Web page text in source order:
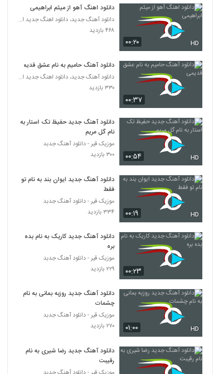
185
186
دانلود آهنگ مجید ترکاش بگم یا نگم
۴۳۸ بازدید
موزیک زیبای خواب از مجید تقی زاده
188
Majid Taghizadeh Delbari To
۳۷۸ بازدید
189
آهنگ مجید سلطانی بنام ماه من
۵۵۴ بازدید
دانلود آهنگ شال سفید از میثم جمشید پور به
همراه متن ترانه
191
دانلود آهنگ جدید و زیبای امین عابدینی با نام
بارون
آهنگ بلوار میرداماد از مهدی حائری(پاپ)
۳۷۹ بازدید
دانلود آهنگ احسان حیدری حس سرد
194
۴۲۰ بازدید
۰۰:۲۰ HD
دانلود اهنگ آهو از میثم ابراهیمی
دانلود آهنگ جدید، دانلود اهنگ جدید ایرانی
۴۶۸ بازدید
۰۰:۳۷
دانلود آهنگ حامیم به نام عشق قدیمی
دانلود آهنگ جدید، دانلود اهنگ جدید ایرانی
۳۳۰ بازدید
۰۰:۵۴ HD
دانلود آهنگ جدید حفیظ تک استار به
نام گل مریم
موزیک قیر - دانلود آهنگ جدبد
۳۰۰ بازدید
۰۰:۱۹ HD
دانلود آهنگ جدید ایوان بند به نام تو
فقط
موزیک قیر - دانلود آهنگ جدبد
۳۳۴ بازدید
۰۰:۲۳
دانلود آهنگ جدید کاریک به نام بده
بره
موزیک قیر - دانلود آهنگ جدبد
۲۲۹ بازدید
۰۱:۰۰ HD
دانلود آهنگ جدید روزبه بمانی به نام
چشمات
موزیک قیر - دانلود آهنگ جدبد
۲۷۰ بازدید
دانلود آهنگ جدید رضا شیری به نام
رقیبت